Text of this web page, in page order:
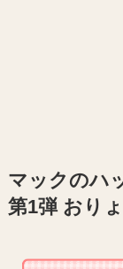
マックのハ
第1弾 おり